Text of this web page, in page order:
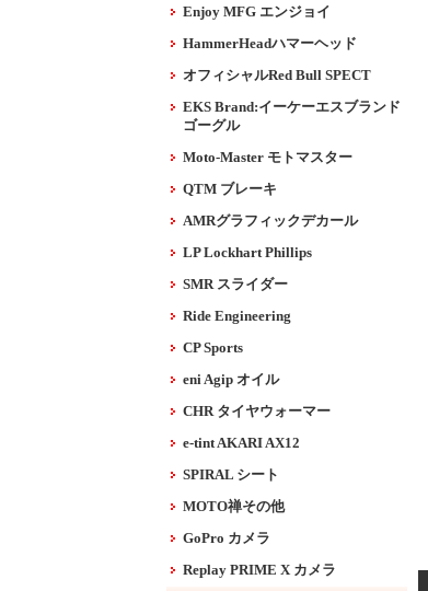
Enjoy MFG エンジョイ
HammerHeadハマーヘッド
オフィシャルRed Bull SPECT
EKS Brand:イーケーエスブランド
ゴーグル
Moto-Master モトマスター
QTM ブレーキ
AMRグラフィックデカール
LP Lockhart Phillips
SMR スライダー
Ride Engineering
CP Sports
eni Agip オイル
CHR タイヤウォーマー
e-tint AKARI AX12
SPIRAL シート
MOTO禅その他
GoPro カメラ
Replay PRIME X カメラ